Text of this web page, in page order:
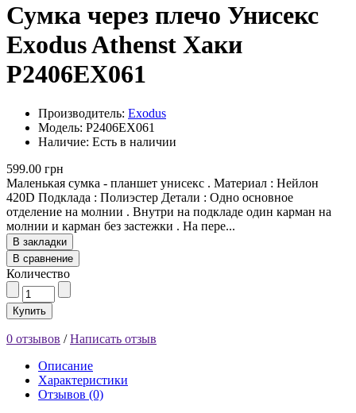
Сумка через плечо Унисекс
Exodus Athenst Хаки
P2406EX061
Производитель: Exodus
Модель: P2406EX061
Наличие: Есть в наличии
599.00 грн
Маленькая сумка - планшет унисекс . Материал : Нейлон
420D Подклада : Полиэстер Детали : Одно основное
отделение на молнии . Внутри на подкладе один карман на
молнии и карман без застежки . На пере...
В закладки
В сравнение
Количество
Купить
0 отзывов /Написать отзыв
Описание
Характеристики
Отзывов (0)